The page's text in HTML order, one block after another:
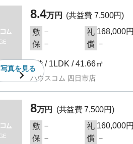
写真を見る
8.4万円
(共益費 7,500円)
敷 － 礼 168,000円
保 － 償 －
2階 / 1LDK / 41.66㎡
ハウスコム 四日市店
8万円
(共益費 7,500円)
敷 － 礼 160,000円
保 － 償 －